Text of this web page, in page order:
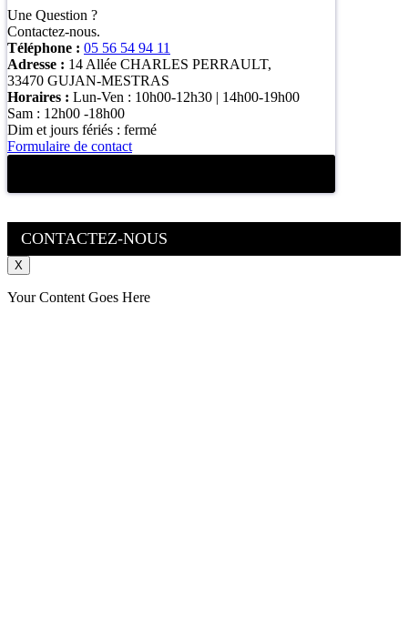
Une Question ?
Contactez-nous.
Téléphone : 05 56 54 94 11
Adresse : 14 Allée CHARLES PERRAULT,
33470 GUJAN-MESTRAS
Horaires : Lun-Ven : 10h00-12h30 | 14h00-19h00
Sam : 12h00 -18h00
Dim et jours fériés : fermé
Formulaire de contact
CONTACTEZ-NOUS
X
Your Content Goes Here